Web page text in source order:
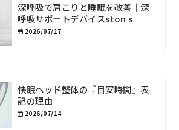
深呼吸で肩こりと睡眠を改善｜深
呼吸サポートデバイスston s
2026/07/17
快眠ヘッド整体の『目安時間』表
記の理由
2026/07/14